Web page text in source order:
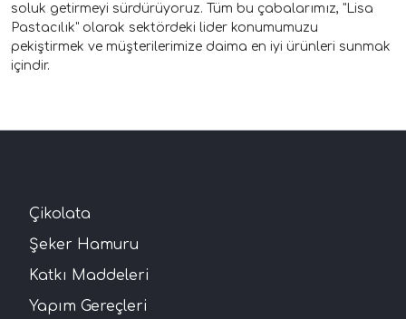
soluk getirmeyi sürdürüyoruz. Tüm bu çabalarımız, "Lisa
Pastacılık" olarak sektördeki lider konumumuzu
pekiştirmek ve müşterilerimize daima en iyi ürünleri sunmak
içindir.
Çikolata
Şeker Hamuru
Katkı Maddeleri
Yapım Gereçleri